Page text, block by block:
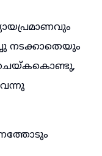
നടക്കാതെയും
ചെയ്കകൊണ്ടു,